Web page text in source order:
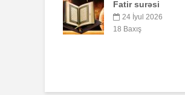
AŞURA BARƏDƏ
26 İyun 2026